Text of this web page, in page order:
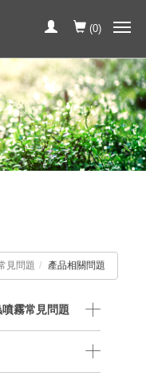
(0)
見問題 產品相關問題
霧常見問題